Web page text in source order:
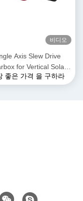
비디오
Axis Slew Drive
for Vertical Solar
Tracking System
좋은 가격 을 구하라